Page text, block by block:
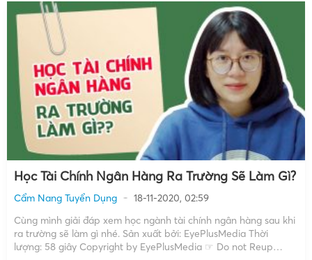
Học Tài Chính Ngân Hàng Ra Trường Sẽ Làm Gì?
Cẩm Nang Tuyển Dụng
18-11-2020, 02:59
Cùng mình giải đáp xem học ngành tài chính ngân hàng sau khi
ra trường sẽ làm gì nhé. Sản xuất bởi: EyePlusMedia Thời
lượng: 58 giây Copyright by EyePlusMedia ☞ Do not Reup